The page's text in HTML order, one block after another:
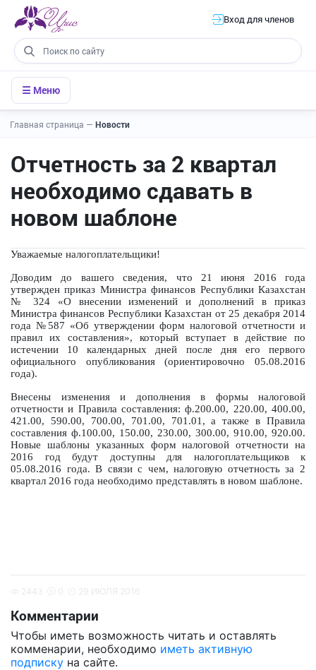
Вход для членов
☰ Меню
Главная страница — Новости
Отчетность за 2 квартал
необходимо сдавать в
новом шаблоне
Уважаемые налогоплательщики!
Доводим до вашего сведения, что 21 июня 2016 года
утвержден приказ Министра финансов Республики Казахстан
№ 324 «О внесении изменений и дополнений в приказ
Министра финансов Республики Казахстан от 25 декабря 2014
года №587 «Об утверждении форм налоговой отчетности и
правил их составления», который вступает в действие по
истечении 10 календарных дней после дня его первого
официального опубликования (ориентировочно 05.08.2016
года).
Внесены изменения и дополнения в формы налоговой
отчетности и Правила составления: ф.200.00, 220.00, 400.00,
421.00, 590.00, 700.00, 701.00, 701.01, а также в Правила
составления ф.100.00, 150.00, 230.00, 300.00, 910.00, 920.00.
Новые шаблоны указанных форм налоговой отчетности на
2016 год будут доступны для налогоплательщиков к
05.08.2016 года. В связи с чем, налоговую отчетность за 2
квартал 2016 года необходимо представлять в новом шаблоне.
Комментарии
Чтобы иметь возможность читать и оставлять
комменарии, необходимо иметь активную
подписку на сайте.